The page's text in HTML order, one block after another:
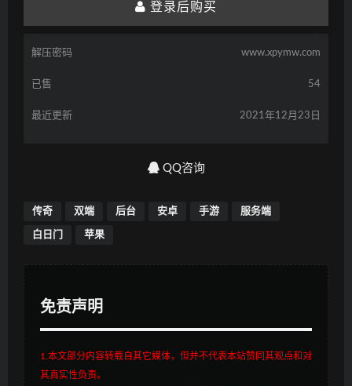
登录后购买
解压密码 www.xpymw.com
已售 54
最近更新 2021年12月23日
QQ咨询
传奇 双端 后台 安卓 手游 服务端
白日门 苹果
免责声明
1.本文部分内容转载自其它媒体，但并不代表本站赞同其观点和对
其真实性负责。